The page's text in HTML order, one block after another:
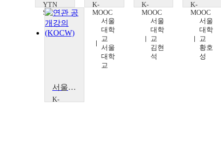
YTN
SCIENCE
YTN
SCIENCE
K-
MOOC
서울
대학
교
서울
대학
교
K-
MOOC
서울
대학
교
김현
석
K-
MOOC
서울
대학
교
황호
성
서울대 소장품 감상하기: 문화재를 중심으로
K-